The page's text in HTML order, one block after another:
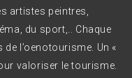
artistes peintres,
du sport,.. Chaque
l’oenotourisme. Un «
valoriser le tourisme.